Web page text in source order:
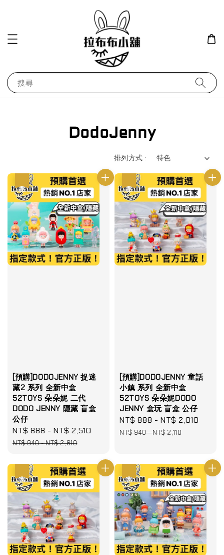
搜尋
DodoJenny
排列方式 :
[預購]DODOJENNY 捉迷
藏2 系列 全新中盒
52TOYS 朵朵妮 二代
DODO JENNY 隱藏 盲盒
公仔
Sale
price
NT$ 888 -NT$ 2,510
Regular
NT$ 940-NT$ 2,610
[預購]DODOJENNY 童話
小鎮 系列 全新中盒
52TOYS 朵朵妮DODO
JENNY 盒玩 盲盒 公仔
Sale
price
NT$ 888 -NT$ 2,010
NT$ 940-NT$ 2,110